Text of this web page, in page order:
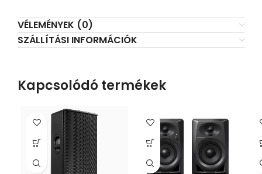
VÉLEMÉNYEK (0)
SZÁLLÍTÁSI INFORMÁCIÓK
Kapcsolódó termékek